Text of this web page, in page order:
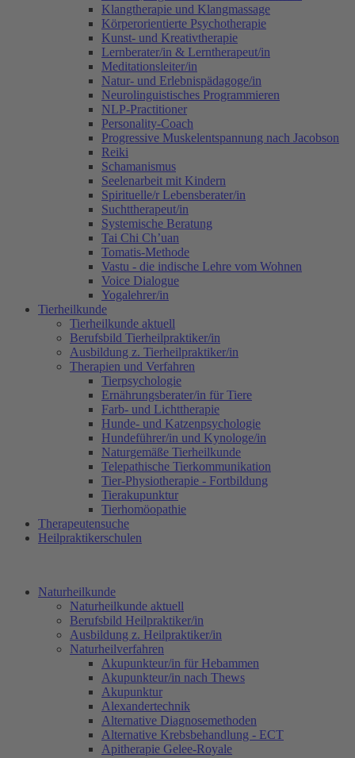
Klangtherapie und Klangmassage
Körperorientierte Psychotherapie
Kunst- und Kreativtherapie
Lernberater/in & Lerntherapeut/in
Meditationsleiter/in
Natur- und Erlebnispädagoge/in
Neurolinguistisches Programmieren
NLP-Practitioner
Personality-Coach
Progressive Muskelentspannung nach Jacobson
Reiki
Schamanismus
Seelenarbeit mit Kindern
Spirituelle/r Lebensberater/in
Suchttherapeut/in
Systemische Beratung
Tai Chi Ch’uan
Tomatis-Methode
Vastu - die indische Lehre vom Wohnen
Voice Dialogue
Yogalehrer/in
Tierheilkunde
Tierheilkunde aktuell
Berufsbild Tierheilpraktiker/in
Ausbildung z. Tierheilpraktiker/in
Therapien und Verfahren
Tierpsychologie
Ernährungsberater/in für Tiere
Farb- und Lichttherapie
Hunde- und Katzenpsychologie
Hundeführer/in und Kynologe/in
Naturgemäße Tierheilkunde
Telepathische Tierkommunikation
Tier-Physiotherapie - Fortbildung
Tierakupunktur
Tierhomöopathie
Therapeutensuche
Heilpraktikerschulen
Naturheilkunde
Naturheilkunde aktuell
Berufsbild Heilpraktiker/in
Ausbildung z. Heilpraktiker/in
Naturheilverfahren
Akupunkteur/in für Hebammen
Akupunkteur/in nach Thews
Akupunktur
Alexandertechnik
Alternative Diagnosemethoden
Alternative Krebsbehandlung - ECT
Apitherapie Gelee-Royale